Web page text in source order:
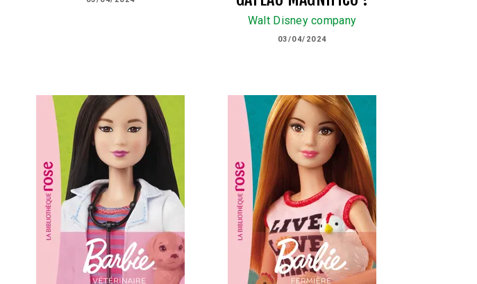
Walt Disney company
03/04/2024